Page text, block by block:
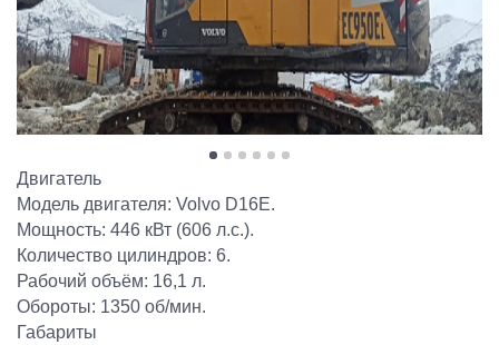
Двигатель
Модель двигателя: Volvo D16E.
Мощность: 446 кВт (606 л.с.).
Количество цилиндров: 6.
Рабочий объём: 16,1 л.
Обороты: 1350 об/мин.
Габариты